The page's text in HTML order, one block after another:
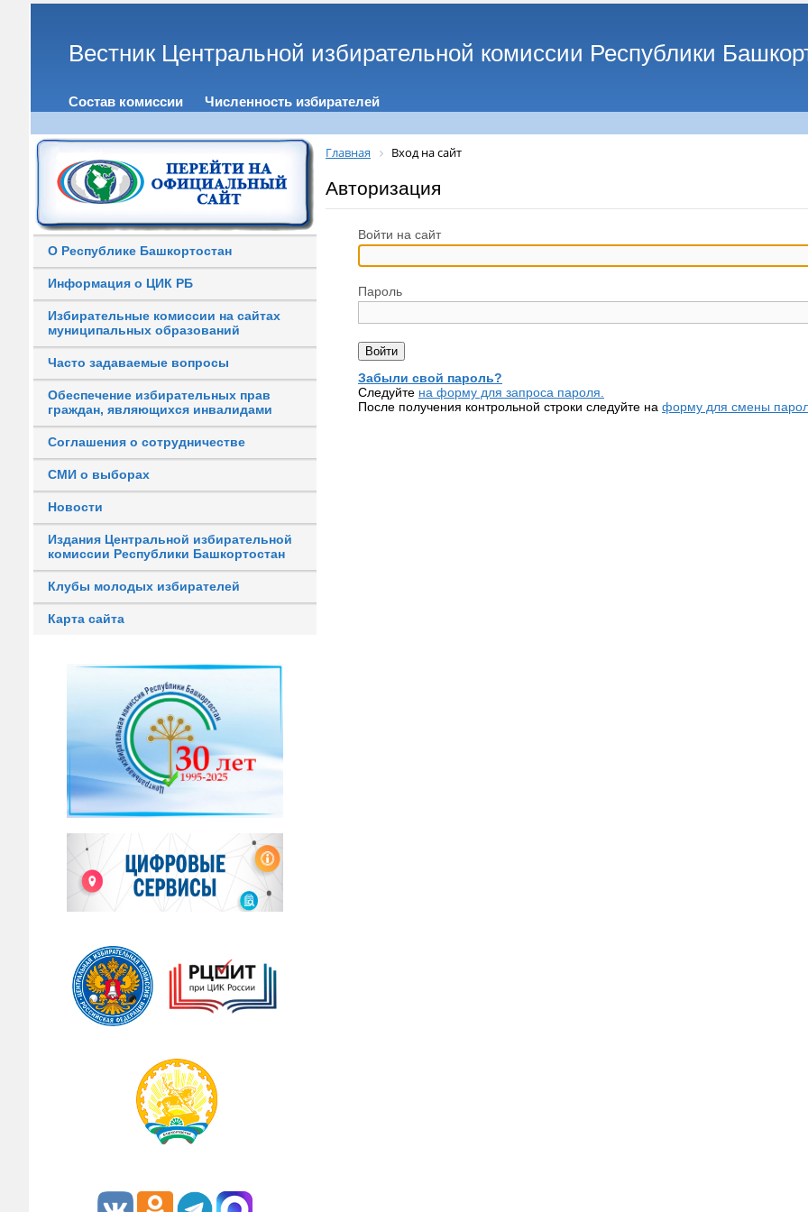
Вестник Центральной избирательной комиссии Республики
Состав комиссии Численность избирателей
О Республике Башкортостан
Информация о ЦИК РБ
Избирательные комиссии на сайтах
муниципальных образований
Часто задаваемые вопросы
Обеспечение избирательных прав
граждан, являющихся инвалидами
Соглашения о сотрудничестве
СМИ о выборах
Новости
Издания Центральной избирательной
комиссии Республики Башкортостан
Клубы молодых избирателей
Карта сайта
Главная Вход на сайт
Авторизация
Войти на сайт
Пароль
Забыли свой пароль?
Следуйте на форму для запроса пароля.
После получения контрольной строки следуйте на форму для смены